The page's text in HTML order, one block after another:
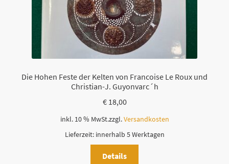
Die Hohen Feste der Kelten von Francoise Le Roux und
Christian-J. Guyonvarc´h
€18,00
inkl. 10 % MwSt.zzgl.Versandkosten
Lieferzeit: innerhalb 5 Werktagen
Details